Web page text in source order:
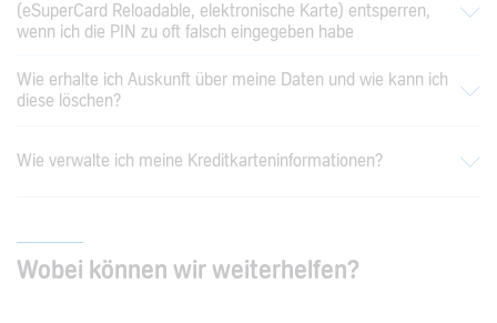
(eSuperCard Reloadable, elektronische Karte) entsperren,
wenn ich die PIN zu oft falsch eingegeben habe
Wie erhalte ich Auskunft über meine Daten und wie kann ich
diese löschen?
Wie verwalte ich meine Kreditkarteninformationen?
Wobei können wir weiterhelfen?